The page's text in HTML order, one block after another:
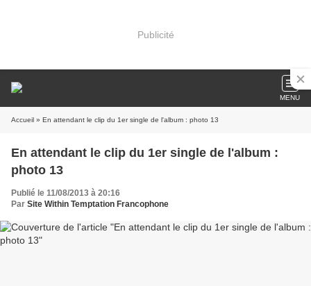
Publicité
MENU
Accueil » En attendant le clip du 1er single de l'album : photo 13
En attendant le clip du 1er single de l'album :
photo 13
Publié le 11/08/2013 à 20:16
Par Site Within Temptation Francophone